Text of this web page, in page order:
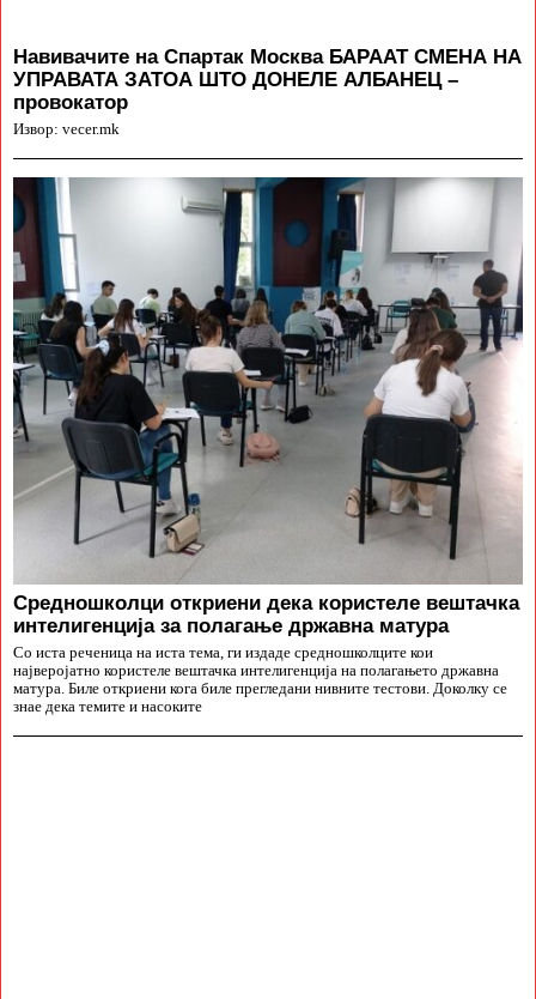
Навивачите на Спартак Москва БАРААТ СМЕНА НА
УПРАВАТА ЗАТОА ШТО ДОНЕЛЕ АЛБАНЕЦ –
провокатор
Извор: vecer.mk
Средношколци откриени дека користеле вештачка
интелигенција за полагање државна матура
Со иста реченица на иста тема, ги издаде средношколците кои
најверојатно користеле вештачка интелигенција на полагањето државна
матура. Биле откриени кога биле прегледани нивните тестови. Доколку се
знае дека темите и насоките